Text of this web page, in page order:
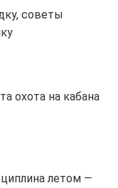
советы
охота на кабана
летом —